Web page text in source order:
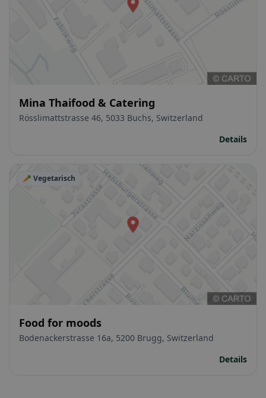
Mina Thaifood & Catering
Rösslimattstrasse 46, 5033 Buchs, Switzerland
Details
🥕 Vegetarisch
Food for moods
Bodenackerstrasse 16a, 5200 Brugg, Switzerland
Details